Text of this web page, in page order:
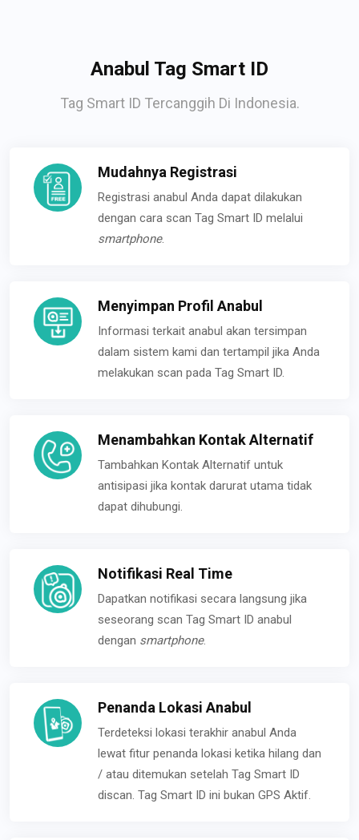
Anabul Tag Smart ID
Tag Smart ID Tercanggih Di Indonesia.
Mudahnya Registrasi
Registrasi anabul Anda dapat dilakukan
dengan cara scan Tag Smart ID melalui
smartphone.
Menyimpan Profil Anabul
Informasi terkait anabul akan tersimpan
dalam sistem kami dan tertampil jika Anda
melakukan scan pada Tag Smart ID.
Menambahkan Kontak Alternatif
Tambahkan Kontak Alternatif untuk
antisipasi jika kontak darurat utama tidak
dapat dihubungi.
Notifikasi Real Time
Dapatkan notifikasi secara langsung jika
seseorang scan Tag Smart ID anabul
dengan smartphone.
Penanda Lokasi Anabul
Terdeteksi lokasi terakhir anabul Anda
lewat fitur penanda lokasi ketika hilang dan
/ atau ditemukan setelah Tag Smart ID
discan. Tag Smart ID ini bukan GPS Aktif.